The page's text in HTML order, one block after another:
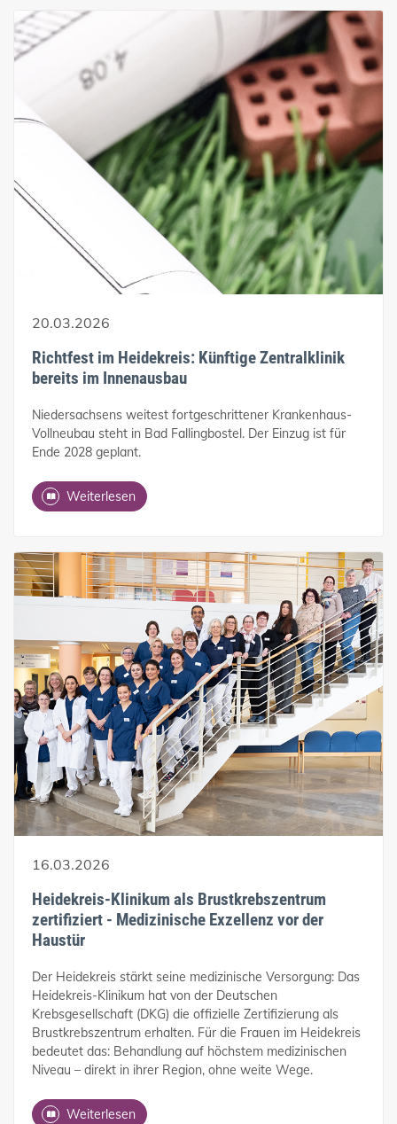
20.03.2026
Richtfest im Heidekreis: Künftige Zentralklinik
bereits im Innenausbau
Niedersachsens weitest fortgeschrittener Krankenhaus-
Vollneubau steht in Bad Fallingbostel. Der Einzug ist für
Ende 2028 geplant.
Weiterlesen
16.03.2026
Heidekreis-Klinikum als Brustkrebszentrum
zertifiziert - Medizinische Exzellenz vor der
Haustür
Der Heidekreis stärkt seine medizinische Versorgung: Das
Heidekreis-Klinikum hat von der Deutschen
Krebsgesellschaft (DKG) die offizielle Zertifizierung als
Brustkrebszentrum erhalten. Für die Frauen im Heidekreis
bedeutet das: Behandlung auf höchstem medizinischen
Niveau – direkt in ihrer Region, ohne weite Wege.
Weiterlesen